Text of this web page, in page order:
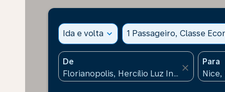
Ida e volta expand_more 1 Passageiro, Classe
De
close
Para